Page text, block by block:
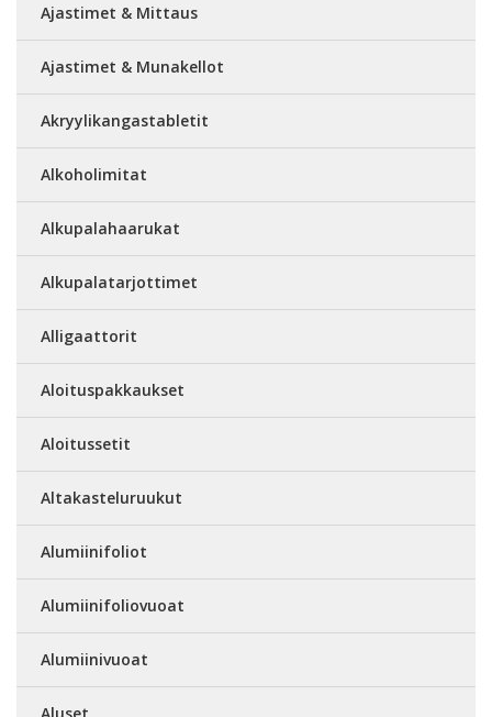
Ajastimet & Mittaus
Ajastimet & Munakellot
Akryylikangastabletit
Alkoholimitat
Alkupalahaarukat
Alkupalatarjottimet
Alligaattorit
Aloituspakkaukset
Aloitussetit
Altakasteluruukut
Alumiinifoliot
Alumiinifoliovuoat
Alumiinivuoat
Aluset